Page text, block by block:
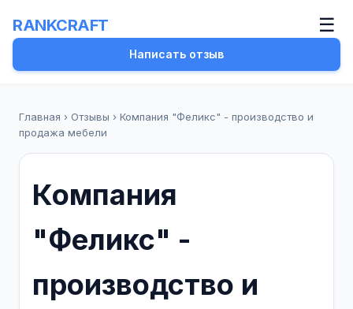
RANKCRAFT ☰
Написать отзыв
Главная › Отзывы › Компания "Феликс" - производство и
продажа мебели
Компания
"Феликс" -
производство и